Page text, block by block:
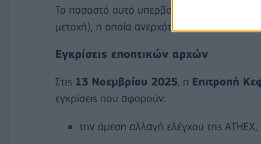
Το ποσοστό αυτό υπερβαίνει κατά πολύ
μετοχή), η οποία ανερχόταν σε 28.925.001
Εγκρίσεις εποπτικών αρχών
Στις 13 Νοεμβρίου 2025 , η Επιτροπή
εγκρίσεις που αφορούν:
την άμεση αλλαγή ελέγχου της ATHEX,